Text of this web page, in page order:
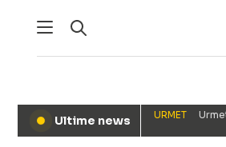
● Ultime news URMET